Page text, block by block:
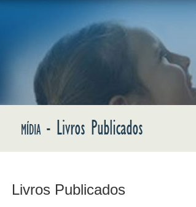
Livros Publicados